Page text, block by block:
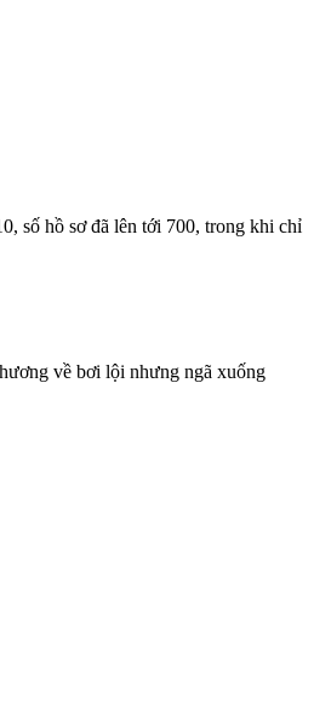
số hồ sơ đã lên tới 700, trong khi chỉ
về bơi lội nhưng ngã xuống